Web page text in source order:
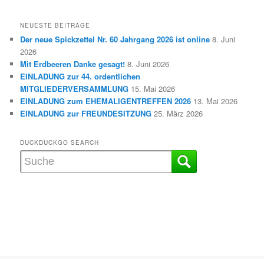
NEUESTE BEITRÄGE
Der neue Spickzettel Nr. 60 Jahrgang 2026 ist online 8. Juni
2026
Mit Erdbeeren Danke gesagt! 8. Juni 2026
EINLADUNG zur 44. ordentlichen
MITGLIEDERVERSAMMLUNG 15. Mai 2026
EINLADUNG zum EHEMALIGENTREFFEN 2026 13. Mai 2026
EINLADUNG zur FREUNDESITZUNG 25. März 2026
DUCKDUCKGO SEARCH